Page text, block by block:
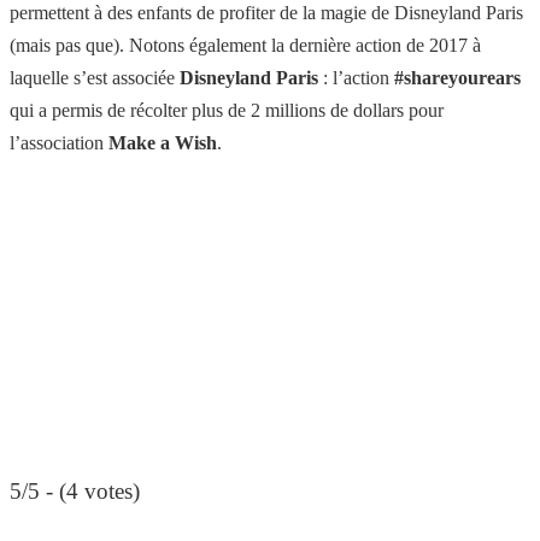
permettent à des enfants de profiter de la magie de Disneyland Paris
(mais pas que). Notons également la dernière action de 2017 à
laquelle s’est associée Disneyland Paris : l’action #shareyourears
qui a permis de récolter plus de 2 millions de dollars pour
l’association Make a Wish.
5/5 - (4 votes)